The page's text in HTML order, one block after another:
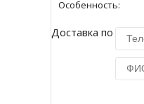
Особенность:
Доставка по